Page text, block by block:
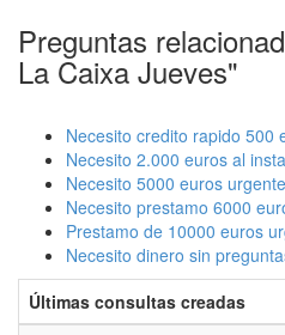
Preguntas
La Caixa Jueves"
Necesito credito rapido 500
Necesito 2.000 euros al
Necesito 5000 euros urgente
Necesito prestamo 6000
Prestamo de 10000 euros
Necesito dinero sin
Últimas consultas creadas